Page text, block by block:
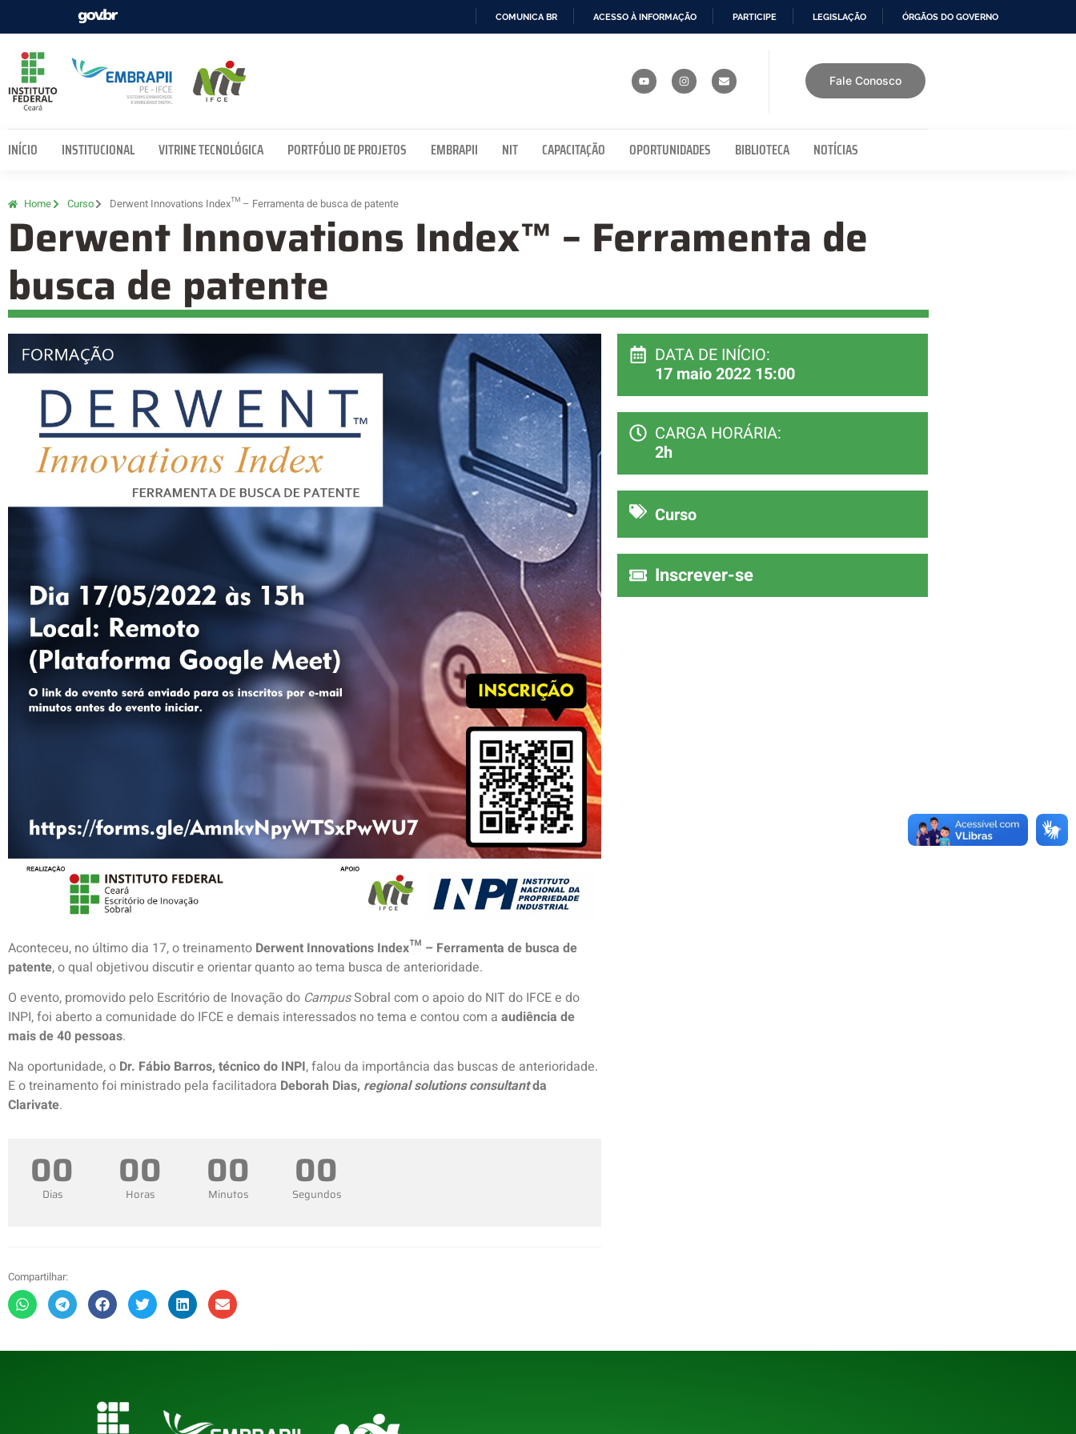
COMUNICA BR ACESSO À INFORMAÇÃO PARTICIPE LEGISLAÇÃO ÓRGÃOS DO GOVERNO
Fale Conosco
INÍCIO INSTITUCIONAL VITRINE TECNOLÓGICA PORTFÓLIO DE PROJETOS EMBRAPII NIT CAPACITAÇÃO OPORTUNIDADES BIBLIOTECA NOTÍCIAS
Home Curso Derwent Innovations Index™ – Ferramenta de busca de patente
Derwent Innovations Index™ – Ferramenta de
busca de patente
Aconteceu, no último dia 17, o treinamento Derwent Innovations Index™ – Ferramenta de busca de
patente, o qual objetivou discutir e orientar quanto ao tema busca de anterioridade.
O evento, promovido pelo Escritório de Inovação do CampusSobral com o apoio do NIT do IFCE e do
INPI, foi aberto a comunidade do IFCE e demais interessados no tema e contou com a audiência de
mais de 40 pessoas.
Na oportunidade, o Dr. Fábio Barros, técnico do INPI, falou da importância das buscas de anterioridade.
E o treinamento foi ministrado pela facilitadora Deborah Dias, regional solutions consultantda
Clarivate.
00
Dias 00
Horas 00
Minutos 00
Segundos
Compartilhar:
DATA DE INÍCIO:
17 maio 2022 15:00
CARGA HORÁRIA:
2h
Curso
Inscrever-se